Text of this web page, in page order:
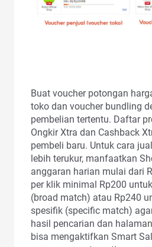
Buat voucher potongan
toko dan voucher bundling
pembelian tertentu. Daftar
Ongkir Xtra dan Cashback
pembeli baru. Untuk cara
lebih terukur, manfaatkan
anggaran harian mulai dari
per klik minimal Rp200
(broad match) atau Rp240
spesifik (specific match)
hasil pencarian dan
bisa mengaktifkan Smart